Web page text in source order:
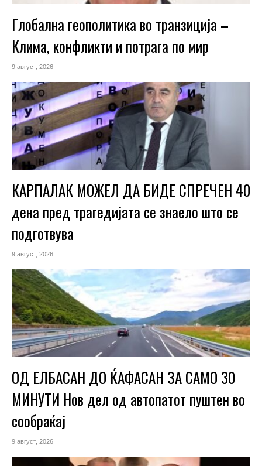
Глобална геополитика во транзиција –
Клима, конфликти и потрага по мир
9 август, 2026
КАРПАЛАК МОЖЕЛ ДА БИДЕ СПРЕЧЕН 40
дена пред трагедијата се знаело што се
подготвува
9 август, 2026
ОД ЕЛБАСАН ДО ЌАФАСАН ЗА САМО 30
МИНУТИ Нов дел од автопатот пуштен во
сообраќај
9 август, 2026